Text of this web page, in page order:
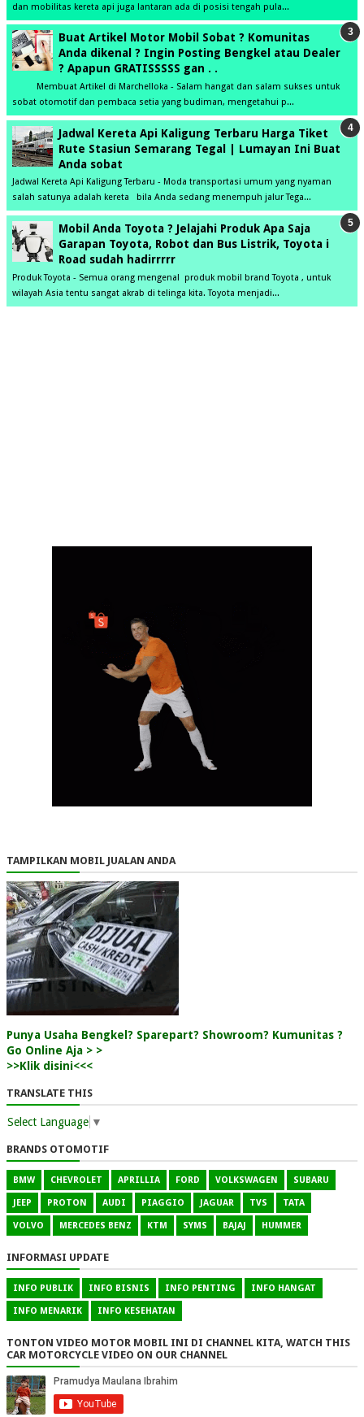
dan mobilitas kereta api juga lantaran ada di posisi tengah pula...
Buat Artikel Motor Mobil Sobat ? Komunitas
Anda dikenal ? Ingin Posting Bengkel atau Dealer
? Apapun GRATISSSSS gan . .
Membuat Artikel di Marchelloka - Salam hangat dan salam sukses untuk
sobat otomotif dan pembaca setia yang budiman, mengetahui p...
Jadwal Kereta Api Kaligung Terbaru Harga Tiket
Rute Stasiun Semarang Tegal | Lumayan Ini Buat
Anda sobat
Jadwal Kereta Api Kaligung Terbaru - Moda transportasi umum yang nyaman
salah satunya adalah kereta bila Anda sedang menempuh jalur Tega...
Mobil Anda Toyota ? Jelajahi Produk Apa Saja
Garapan Toyota, Robot dan Bus Listrik, Toyota i
Road sudah hadirrrrr
Produk Toyota - Semua orang mengenal produk mobil brand Toyota , untuk
wilayah Asia tentu sangat akrab di telinga kita. Toyota menjadi...
TAMPILKAN MOBIL JUALAN ANDA
Punya Usaha Bengkel? Sparepart? Showroom? Kumunitas ?
Go Online Aja > >
>>Klik disini<<<
TRANSLATE THIS
Select Language ▼
BRANDS OTOMOTIF
BMW CHEVROLET APRILLIA FORD VOLKSWAGEN SUBARU
JEEP PROTON AUDI PIAGGIO JAGUAR TVS TATA
VOLVO MERCEDES BENZ KTM SYMS BAJAJ HUMMER
INFORMASI UPDATE
INFO PUBLIK INFO BISNIS INFO PENTING INFO HANGAT
INFO MENARIK INFO KESEHATAN
TONTON VIDEO MOTOR MOBIL INI DI CHANNEL KITA, WATCH THIS
CAR MOTORCYCLE VIDEO ON OUR CHANNEL